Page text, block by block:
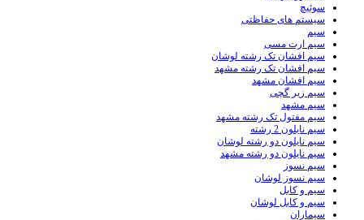
سوئیچ
سیستم های حفاظتی
سیم
سیم ارت مسی
سیم افشان تک رشته لوشان
سیم افشان تک رشته مشهد
سیم افشان مشهد
سیم زیر گچی
سیم مشهد
سیم مفتول تک رشته مشهد
سیم نایلون 2 رشته
سیم نایلون دو رشته لوشان
سیم نایلون دو رشته مشهد
سیم نسوز
سیم نسوز لوشان
سیم و کابل
سیم و کابل لوشان
سیماران